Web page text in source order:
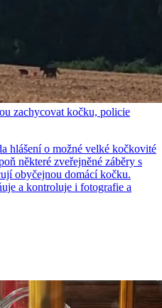
zachycovat kočku, policie
hlášení o možné velké kočkovité
některé zveřejněné záběry s
obyčejnou domácí kočku.
a kontroluje i fotografie a